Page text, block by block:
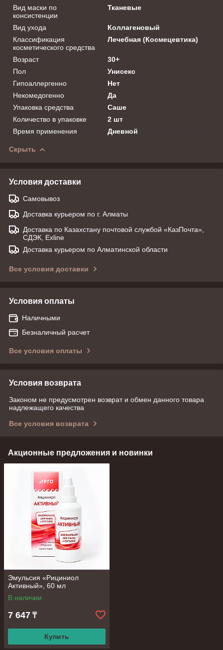
Вид маски по
консистенции
Тканевые
Вид ухода
Коллагеновый
Классификация
косметического средства
Лечебная (Космецевтика)
Возраст
30+
Пол
Унисекс
Гипоаллергенно
Нет
Некомедогенно
Да
Упаковка средства
Саше
Количество в упаковке
2 шт
Время применения
Дневной
Скрыть
Условия доставки
Самовывоз
Доставка курьером по г. Алматы
Доставка по Казахстану почтовой службой «КазПочта»,
СДЭК, Exline
Доставка курьером по Алматинской области
Все условия доставки
Условия оплаты
Наличными
Безналичный расчет
Все условия оплаты
Условия возврата
Законом не предусмотрен возврат и обмен данного товара
надлежащего качества
Все условия возврата
Акционные предложения и новинки
Эмульсия «Рициниол
Активный», 60 мл
В наличии
7 647 ₸
Купить